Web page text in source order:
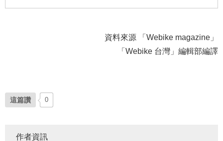
資料來源 「Webike magazine」
「Webike 台灣」編輯部編譯
這篇讚 0
作者資訊